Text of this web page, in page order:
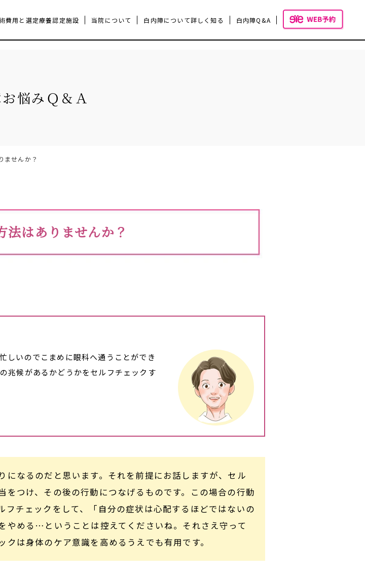
白内障手術TOP
費用と選定療養認定施設 当院について
当院についてTOP
白内障について詳しく知る 白内障Q&A
悩みＱ＆Ａ
ませんか？
法はありませんか？
しいのでこまめに眼科へ通うことができ
兆候があるかどうかをセルフチェックす
になるのだと思います。それを前提にお話しますが、セル
をつけ、その後の行動につなげるものです。この場合の行動
フチェックをして、「自分の症状は心配するほどではないの
やめる…ということは控えてくださいね。それさえ守って
クは身体のケア意識を高めるうえでも有用です。